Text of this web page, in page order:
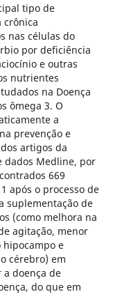
tipo de
crônica
nas células do
por deficiência
e outras
nutrientes
na Doença
ômega 3. O
a
prevenção e
artigos da
dados Medline, por
669
após o processo de
suplementação de
(como melhora na
agitação, menor
e
cérebro) em
a doença de
do que em